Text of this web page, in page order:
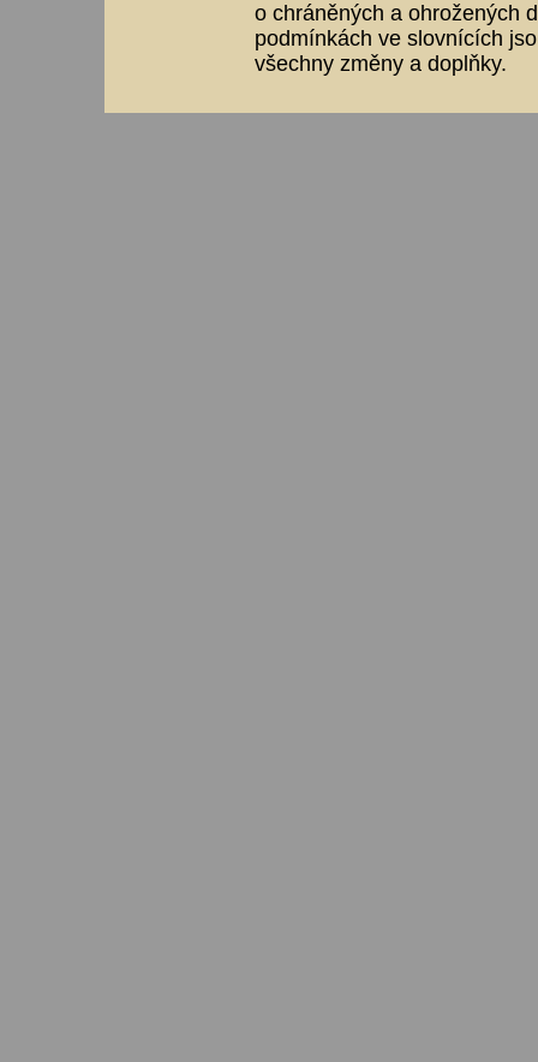
o chráněných a ohrožených
podmínkách ve slovnících
všechny změny a doplňky.